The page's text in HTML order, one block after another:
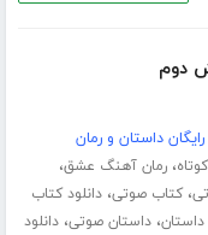
دوم
داستان و رمان
،رمان آهنگ عشق،
،کتاب صوتی،دانلود کتاب
،داستان صوتی،دانلود